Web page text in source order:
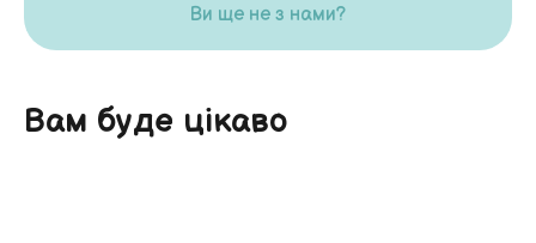
Ви ще не з нами?
Вам буде цікаво